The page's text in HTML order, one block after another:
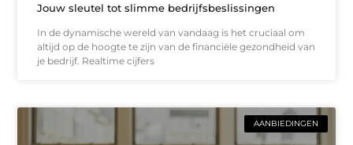
Jouw sleutel tot slimme bedrijfsbeslissingen
In de dynamische wereld van vandaag is het cruciaal om
altijd op de hoogte te zijn van de financiële gezondheid van
je bedrijf. Realtime cijfers
AANBIEDINGEN